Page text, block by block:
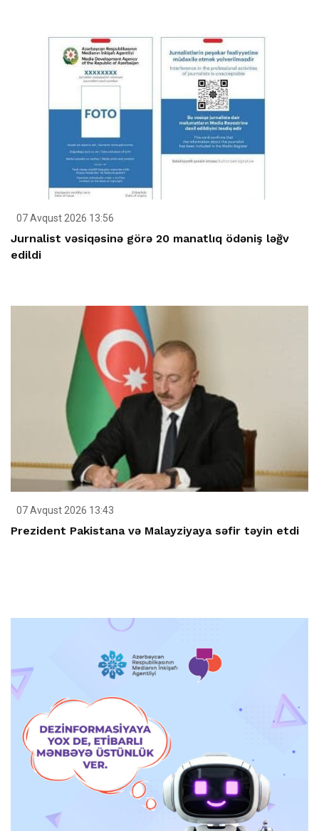
07 Avqust 2026 13:56
Jurnalist vəsiqəsinə görə 20 manatlıq ödəniş ləğv
edildi
07 Avqust 2026 13:43
Prezident Pakistana və Malayziyaya səfir təyin etdi